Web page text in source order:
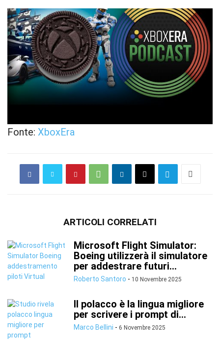
Fonte: XboxEra
ARTICOLI CORRELATI
Microsoft Flight Simulator:
Boeing utilizzerà il simulatore
per addestrare futuri...
Roberto Santoro - 10 Novembre 2025
Il polacco è la lingua migliore
per scrivere i prompt di...
Marco Bellini - 6 Novembre 2025